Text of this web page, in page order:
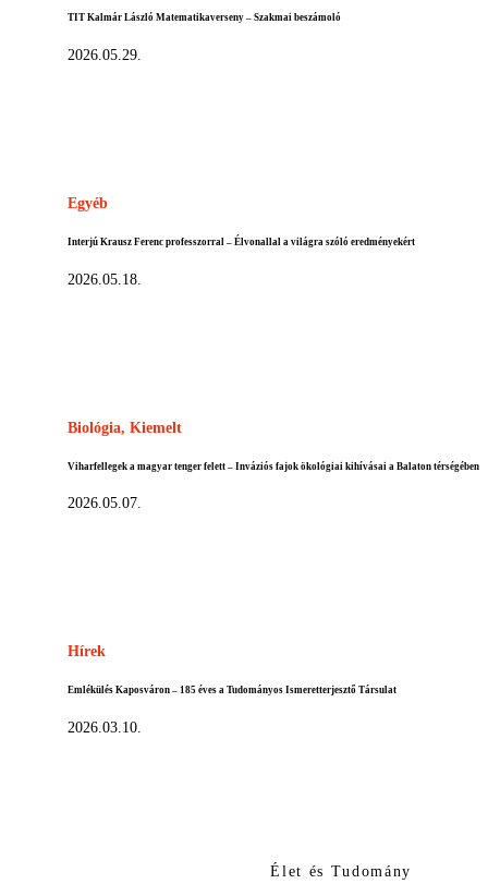
TIT Kalmár László Matematikaverseny – Szakmai beszámoló
2026.05.29.
Egyéb
Interjú Krausz Ferenc professzorral – Élvonallal a világra szóló eredményekért
2026.05.18.
Biológia, Kiemelt
Viharfellegek a magyar tenger felett – Inváziós fajok ökológiai kihívásai a Balaton térségében
2026.05.07.
Hírek
Emlékülés Kaposváron – 185 éves a Tudományos Ismeretterjesztő Társulat
2026.03.10.
Élet és Tudomány